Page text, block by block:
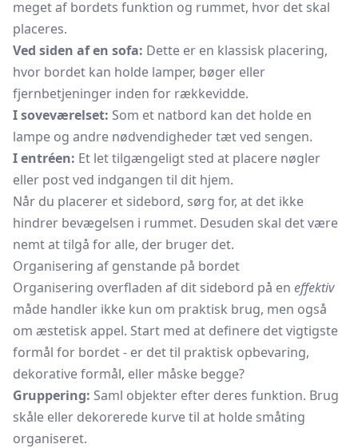
meget af bordets funktion og rummet, hvor det skal
placeres.
Ved siden af en sofa: Dette er en klassisk placering,
hvor bordet kan holde lamper, bøger eller
fjernbetjeninger inden for rækkevidde.
I soveværelset: Som et natbord kan det holde en
lampe og andre nødvendigheder tæt ved sengen.
I entréen: Et let tilgængeligt sted at placere nøgler
eller post ved indgangen til dit hjem.
Når du placerer et sidebord, sørg for, at det ikke
hindrer bevægelsen i rummet. Desuden skal det være
nemt at tilgå for alle, der bruger det.
Organisering af genstande på bordet
Organisering overfladen af dit sidebord på en effektiv
måde handler ikke kun om praktisk brug, men også
om æstetisk appel. Start med at definere det vigtigste
formål for bordet - er det til praktisk opbevaring,
dekorative formål, eller måske begge?
Gruppering: Saml objekter efter deres funktion. Brug
skåle eller dekorerede kurve til at holde småting
organiseret.